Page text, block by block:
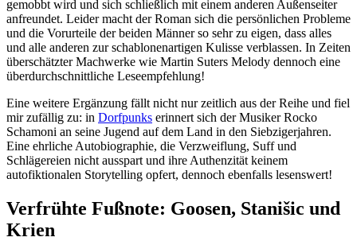
gemobbt wird und sich schließlich mit einem anderen Außenseiter
anfreundet. Leider macht der Roman sich die persönlichen Probleme
und die Vorurteile der beiden Männer so sehr zu eigen, dass alles
und alle anderen zur schablonenartigen Kulisse verblassen. In Zeiten
überschätzter Machwerke wie Martin Suters Melody dennoch eine
überdurchschnittliche Leseempfehlung!
Eine weitere Ergänzung fällt nicht nur zeitlich aus der Reihe und fiel
mir zufällig zu: in Dorfpunks erinnert sich der Musiker Rocko
Schamoni an seine Jugend auf dem Land in den Siebzigerjahren.
Eine ehrliche Autobiographie, die Verzweiflung, Suff und
Schlägereien nicht ausspart und ihre Authenzität keinem
autofiktionalen Storytelling opfert, dennoch ebenfalls lesenswert!
Verfrühte Fußnote: Goosen, Stanišic und
Krien